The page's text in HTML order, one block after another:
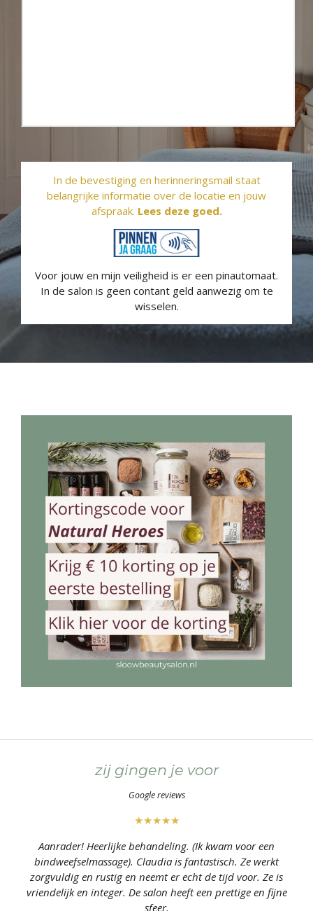
In de bevestiging en herinneringsmail staat
belangrijke informatie over de locatie en jouw
afspraak. Lees deze goed.
Voor jouw en mijn veiligheid is er een pinautomaat.
In de salon is geen contant geld aanwezig om te
wisselen.
zij gingen je voor
Google reviews
★★★★★
Aanrader! Heerlijke behandeling. (Ik kwam voor een
bindweefselmassage). Claudia is fantastisch. Ze werkt
zorgvuldig en rustig en neemt er echt de tijd voor. Ze is
vriendelijk en integer. De salon heeft een prettige en fijne
sfeer.